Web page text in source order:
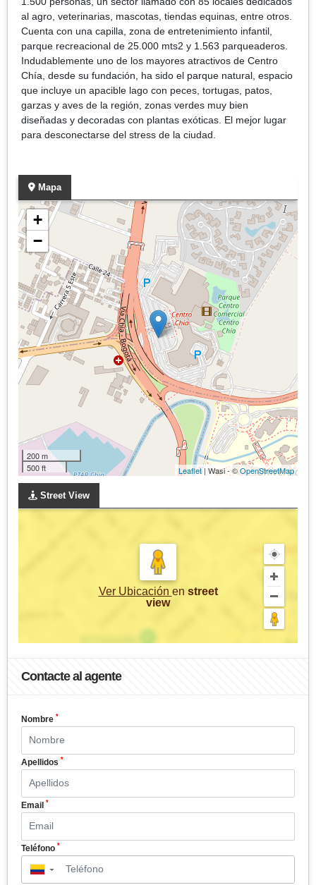
al agro, veterinarias, mascotas, tiendas equinas, entre otros.
Cuenta con una capilla, zona de entretenimiento infantil,
parque recreacional de 25.000 mts2 y 1.563 parqueaderos.
Indudablemente uno de los mayores atractivos de Centro
Chía, desde su fundación, ha sido el parque natural, espacio
que incluye un apacible lago con peces, tortugas, patos,
garzas y aves de la región, zonas verdes muy bien
diseñadas y decoradas con plantas exóticas. El mejor lugar
para desconectarse del stress de la ciudad.
Mapa
+
−
200 m
500 ft
Leaflet| Wasi - ©OpenStreetMap
Street View
Ver Ubicación en street
view
Contacte al agente
Nombre *
Apellidos *
Email *
Teléfono *
▼